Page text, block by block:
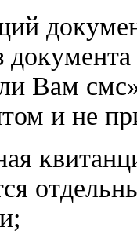
Вам
и не